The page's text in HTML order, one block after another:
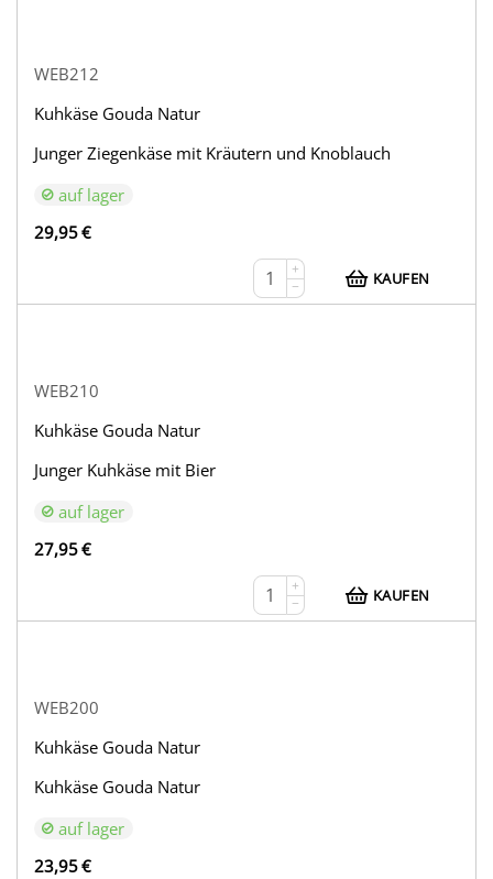
WEB212
Kuhkäse Gouda Natur
Junger Ziegenkäse mit Kräutern und Knoblauch
auf lager
29,95€
+
−
KAUFEN
WEB210
Kuhkäse Gouda Natur
Junger Kuhkäse mit Bier
auf lager
27,95€
+
−
KAUFEN
WEB200
Kuhkäse Gouda Natur
Kuhkäse Gouda Natur
auf lager
23,95€